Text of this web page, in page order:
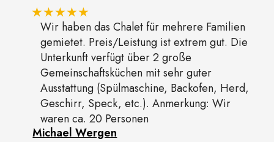
★★★★★
Wir haben das Chalet für mehrere Familien
gemietet. Preis/Leistung ist extrem gut. Die
Unterkunft verfügt über 2 große
Gemeinschaftsküchen mit sehr guter
Ausstattung (Spülmaschine, Backofen, Herd,
Geschirr, Speck, etc.). Anmerkung: Wir
waren ca. 20 Personen
Michael Wergen